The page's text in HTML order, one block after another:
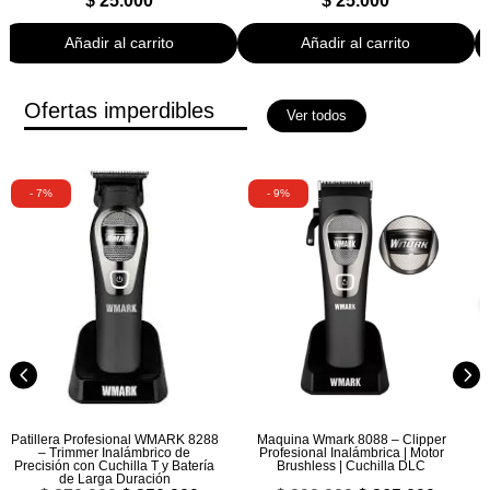
Añadir al carrito Añadir al carrito
Ofertas imperdibles Ver todos
- 7%
Patillera Profesional WMARK 8288
– Trimmer Inalámbrico de
Precisión con Cuchilla T y Batería
de Larga Duración
- 9%
Maquina Wmark 8088 – Clipper
Profesional Inalámbrica | Motor
Brushless | Cuchilla DLC